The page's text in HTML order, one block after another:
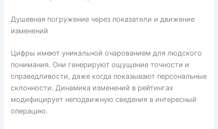
Душевная погружение через показатели и движение
изменений
Цифры имеют уникальной очарованием для людского
понимания. Они генерируют ощущение точности и
справедливости, даже когда показывают персональные
склонности. Динамика изменений в рейтингах
модифицирует неподвижную сведения в интересный
операцию.